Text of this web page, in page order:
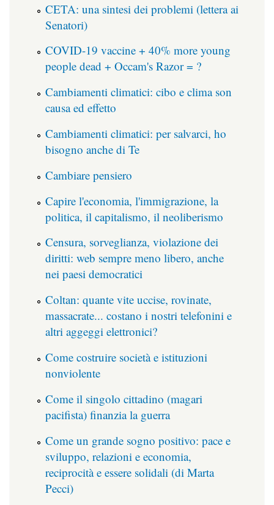
CETA: una sintesi dei problemi (lettera ai
Senatori)
COVID-19 vaccine + 40% more young
people dead + Occam's Razor = ?
Cambiamenti climatici: cibo e clima son
causa ed effetto
Cambiamenti climatici: per salvarci, ho
bisogno anche di Te
Cambiare pensiero
Capire l'economia, l'immigrazione, la
politica, il capitalismo, il neoliberismo
Censura, sorveglianza, violazione dei
diritti: web sempre meno libero, anche
nei paesi democratici
Coltan: quante vite uccise, rovinate,
massacrate... costano i nostri telefonini e
altri aggeggi elettronici?
Come costruire società e istituzioni
nonviolente
Come il singolo cittadino (magari
pacifista) finanzia la guerra
Come un grande sogno positivo: pace e
sviluppo, relazioni e economia,
reciprocità e essere solidali (di Marta
Pecci)